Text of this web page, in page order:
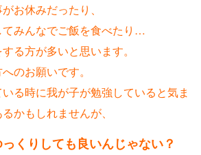
お休みだったり、
みんなでご飯を食べたり…
る方が多いと思います。
のお願いです。
る時に我が子が勉強していると気ま
かもしれませんが、
くりしても良いんじゃない？